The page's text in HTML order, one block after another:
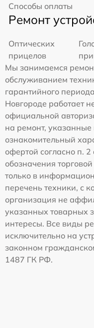
Способы оплаты
Ремонт
Оптических
прицелов
Мы занимаемся
обслуживанием
гарантийного
Новгороде работает
официальной
на ремонт, указанные
ознакомительный
офертой согласно п.
обозначения
только в
перечень техники, с
организация не
указанных товарных
интересы. Все виды
исключительно на
законном
1487 ГК РФ.